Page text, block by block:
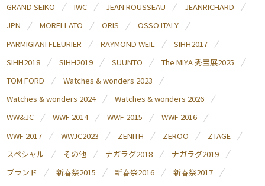
GRAND SEIKO
IWC JEAN ROUSSEAU
JEANRICHARD
JPN
MORELLATO ORIS
OSSO ITALY
PARMIGIANI FLEURIER
RAYMOND WEIL
SIHH2017
SIHH2018
SIHH2019 SUUNTO
The MIYA 秀宝展2025
TOM FORD
Watches & wonders 2023
Watches & wonders 2024
Watches & wonders 2026
WW&JC
WWF 2014 WWF 2015
WWF 2016
WWF 2017
WWJC2023 ZENITH ZEROO
ZTAGE
スペシャル
その他 ナガラグ2018
ナガラグ2019
ブランド
新春祭2015 新春祭2016
新春祭2017